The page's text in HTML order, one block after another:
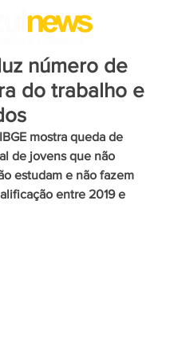
número de
do trabalho e
mostra queda de
de jovens que não
estudam e não fazem
entre 2019 e